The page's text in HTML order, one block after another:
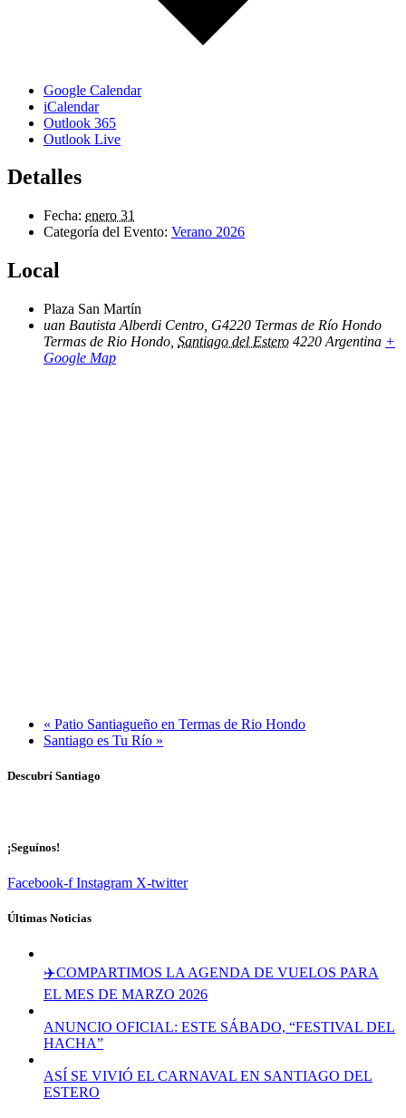
Google Calendar
iCalendar
Outlook 365
Outlook Live
Detalles
Fecha: enero 31
Categoría del Evento: Verano 2026
Local
Plaza San Martín
uan Bautista Alberdi Centro, G4220 Termas de Río Hondo
Termas de Rio Hondo Santiago del Estero 4220 Argentina +
Google Map
« Patio Santiagueño en Termas de Rio Hondo
Santiago es Tu Río »
Descubrí Santiago
¡Seguínos!
Facebook-f Instagram X-twitter
Últimas Noticias
✈️COMPARTIMOS LA AGENDA DE VUELOS PARA
EL MES DE MARZO 2026
ANUNCIO OFICIAL: ESTE SÁBADO, “FESTIVAL DEL
HACHA”
ASÍ SE VIVIÓ EL CARNAVAL EN SANTIAGO DEL
ESTERO